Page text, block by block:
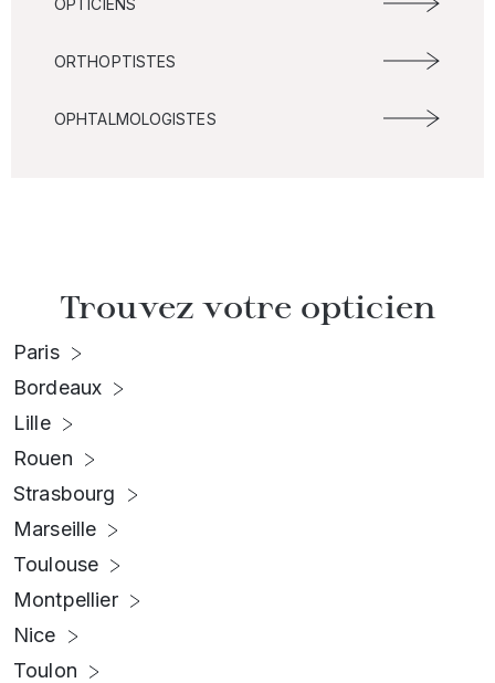
OPTICIENS
ORTHOPTISTES
OPHTALMOLOGISTES
Trouvez votre opticien
Paris
Bordeaux
Lille
Rouen
Strasbourg
Marseille
Toulouse
Montpellier
Nice
Toulon